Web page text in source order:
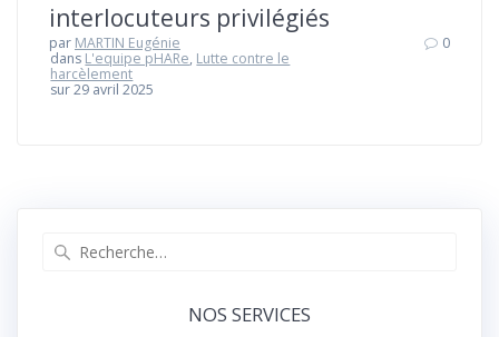
interlocuteurs privilégiés
par MARTIN Eugénie
dans L'equipe pHARe, Lutte contre le
harcèlement
sur 29 avril 2025
0
NOS SERVICES